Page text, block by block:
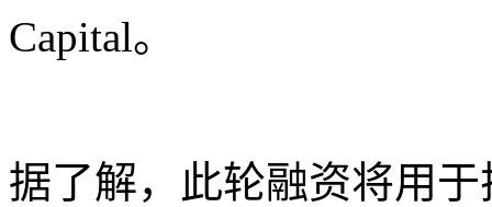
Capital。
据了解，此轮融资将用